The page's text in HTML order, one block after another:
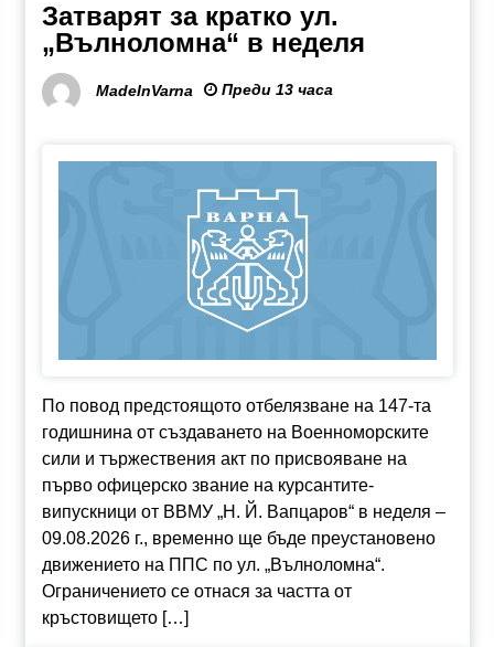
Затварят за кратко ул.
„Вълноломна“ в неделя
MadeInVarna Преди 13 часа
По повод предстоящото отбелязване на 147-та
годишнина от създаването на Военноморските
сили и тържествения акт по присвояване на
първо офицерско звание на курсантите-
випускници от ВВМУ „Н. Й. Вапцаров“ в неделя –
09.08.2026 г., временно ще бъде преустановено
движението на ППС по ул. „Вълноломна“.
Ограничението се отнася за частта от
кръстовището […]